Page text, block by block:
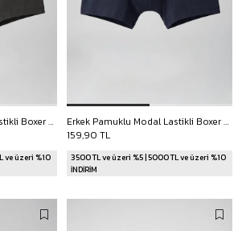
Erkek Pamuklu Modal Lastikli Boxer Füme
ve üzeri %10
Erkek Pamuklu Modal Lastikli Boxer Lacivert
159,90 TL
3500 TL ve üzeri %5 | 5000 TL ve üzeri %10
İNDİRİM